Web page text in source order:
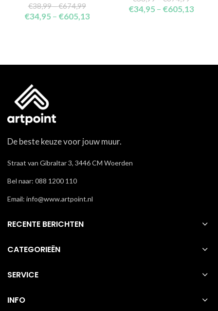
€38,99–€674,99
€34,95 – €605,13
€34,95 – €605,13
De beste keuze voor jouw muur.
Straat van Gibraltar 3, 3446 CM Woerden
Bel naar: 088 1200 110
Email: info@www.artpoint.nl
RECENTE BERICHTEN
CATEGORIEËN
SERVICE
INFO